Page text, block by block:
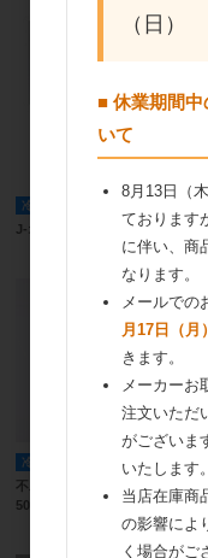
冷蔵便
J-オイルミルズ プレシャス(有塩
冷蔵便
不二製油 アートピアスィートミ
500g
（日）
■ 休業期間
いて
8月13日（
ております
に伴い、商
なります。
メールでの
月17日（月
きます。
メーカーお
注文いただ
がございま
いたします。
当店在庫商
の影響によ
く場合がご